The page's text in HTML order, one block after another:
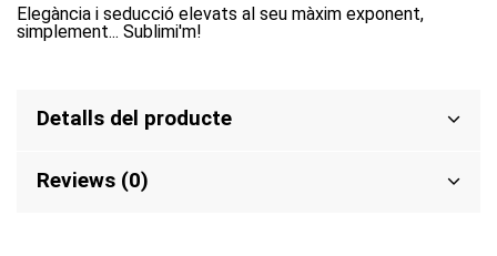
Elegància i seducció elevats al seu màxim exponent,
simplement... Sublimi'm!
Detalls del producte
Reviews (0)